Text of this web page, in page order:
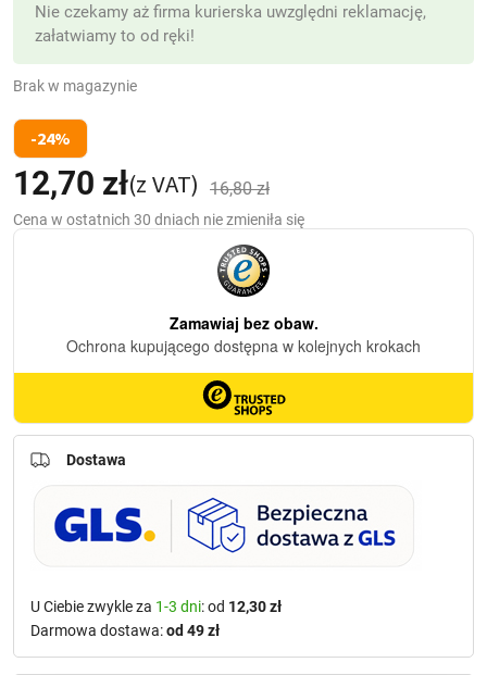
16,80zł
Pierwotna
cena
12,70 zł
Aktualna
cena
(z VAT)
Cena w ostatnich 30 dniach nie zmieniła się
-24%
Brak w magazynie
Nie czekamy aż firma kurierska uwzględni reklamację,
załatwiamy to od ręki!
Dostawa
U Ciebie zwykle za 1-3 dni: od 12,30 zł
Darmowa dostawa:od 49 zł